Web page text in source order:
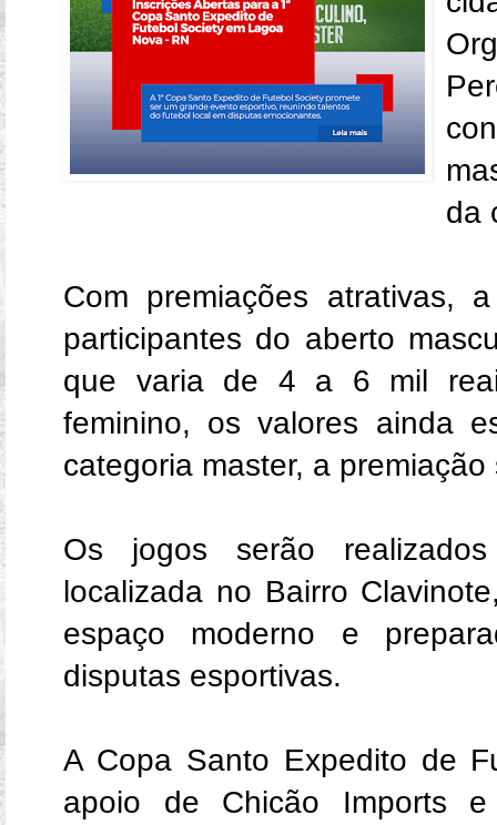
da
Com premiações atrativas,
participantes do aberto
que varia de 4 a 6 mil
feminino, os valores ainda
categoria master, a
Os jogos serão
localizada no Bairro
espaço moderno e
disputas esportivas.
A Copa Santo Expedito de
apoio de Chicão Imports